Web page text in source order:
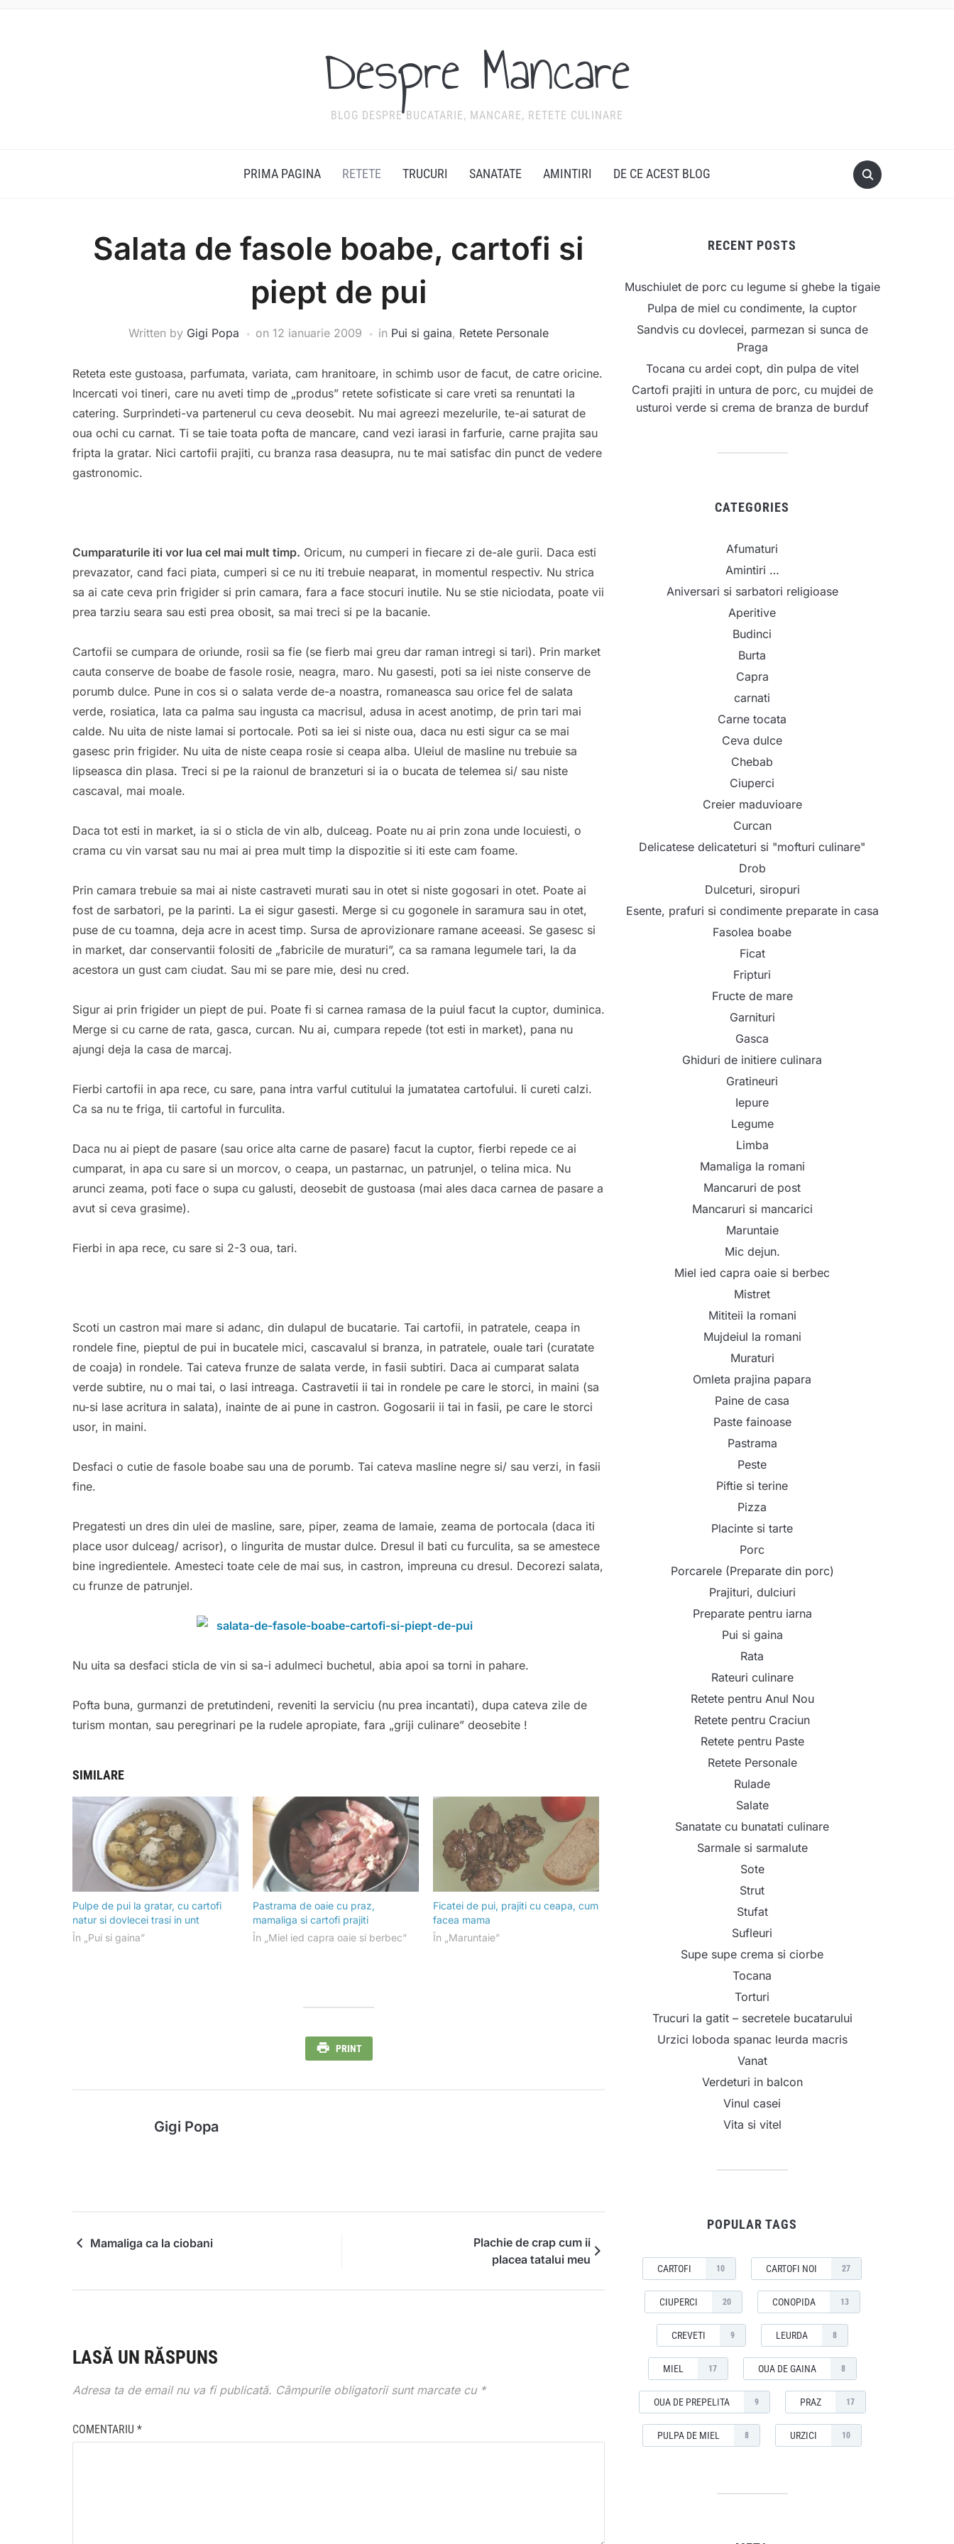
Despre Mancare
BLOG DESPRE BUCATARIE, MANCARE, RETETE CULINARE
PRIMA PAGINA RETETE TRUCURI SANATATE AMINTIRI DE CE ACEST BLOG
Salata de fasole boabe, cartofi si
piept de pui
Written by Gigi Popa on 12 ianuarie 2009 in Pui si gaina, Retete Personale
Reteta este gustoasa, parfumata, variata, cam hranitoare, in schimb usor de facut, de catre oricine.
Incercati voi tineri, care nu aveti timp de „produs” retete sofisticate si care vreti sa renuntati la
catering. Surprindeti-va partenerul cu ceva deosebit. Nu mai agreezi mezelurile, te-ai saturat de
oua ochi cu carnat. Ti se taie toata pofta de mancare, cand vezi iarasi in farfurie, carne prajita sau
fripta la gratar. Nici cartofii prajiti, cu branza rasa deasupra, nu te mai satisfac din punct de vedere
gastronomic.
Cumparaturile iti vor lua cel mai mult timp. Oricum, nu cumperi in fiecare zi de-ale gurii. Daca esti
prevazator, cand faci piata, cumperi si ce nu iti trebuie neaparat, in momentul respectiv. Nu strica
sa ai cate ceva prin frigider si prin camara, fara a face stocuri inutile. Nu se stie niciodata, poate vii
prea tarziu seara sau esti prea obosit, sa mai treci si pe la bacanie.
Cartofii se cumpara de oriunde, rosii sa fie (se fierb mai greu dar raman intregi si tari). Prin market
cauta conserve de boabe de fasole rosie, neagra, maro. Nu gasesti, poti sa iei niste conserve de
porumb dulce. Pune in cos si o salata verde de-a noastra, romaneasca sau orice fel de salata
verde, rosiatica, lata ca palma sau ingusta ca macrisul, adusa in acest anotimp, de prin tari mai
calde. Nu uita de niste lamai si portocale. Poti sa iei si niste oua, daca nu esti sigur ca se mai
gasesc prin frigider. Nu uita de niste ceapa rosie si ceapa alba. Uleiul de masline nu trebuie sa
lipseasca din plasa. Treci si pe la raionul de branzeturi si ia o bucata de telemea si/ sau niste
cascaval, mai moale.
Daca tot esti in market, ia si o sticla de vin alb, dulceag. Poate nu ai prin zona unde locuiesti, o
crama cu vin varsat sau nu mai ai prea mult timp la dispozitie si iti este cam foame.
Prin camara trebuie sa mai ai niste castraveti murati sau in otet si niste gogosari in otet. Poate ai
fost de sarbatori, pe la parinti. La ei sigur gasesti. Merge si cu gogonele in saramura sau in otet,
puse de cu toamna, deja acre in acest timp. Sursa de aprovizionare ramane aceeasi. Se gasesc si
in market, dar conservantii folositi de „fabricile de muraturi”, ca sa ramana legumele tari, la da
acestora un gust cam ciudat. Sau mi se pare mie, desi nu cred.
Sigur ai prin frigider un piept de pui. Poate fi si carnea ramasa de la puiul facut la cuptor, duminica.
Merge si cu carne de rata, gasca, curcan. Nu ai, cumpara repede (tot esti in market), pana nu
ajungi deja la casa de marcaj.
Fierbi cartofii in apa rece, cu sare, pana intra varful cutitului la jumatatea cartofului. Ii cureti calzi.
Ca sa nu te friga, tii cartoful in furculita.
Daca nu ai piept de pasare (sau orice alta carne de pasare) facut la cuptor, fierbi repede ce ai
cumparat, in apa cu sare si un morcov, o ceapa, un pastarnac, un patrunjel, o telina mica. Nu
arunci zeama, poti face o supa cu galusti, deosebit de gustoasa (mai ales daca carnea de pasare a
avut si ceva grasime).
Fierbi in apa rece, cu sare si 2-3 oua, tari.
Scoti un castron mai mare si adanc, din dulapul de bucatarie. Tai cartofii, in patratele, ceapa in
rondele fine, pieptul de pui in bucatele mici, cascavalul si branza, in patratele, ouale tari (curatate
de coaja) in rondele. Tai cateva frunze de salata verde, in fasii subtiri. Daca ai cumparat salata
verde subtire, nu o mai tai, o lasi intreaga. Castravetii ii tai in rondele pe care le storci, in maini (sa
nu-si lase acritura in salata), inainte de ai pune in castron. Gogosarii ii tai in fasii, pe care le storci
usor, in maini.
Desfaci o cutie de fasole boabe sau una de porumb. Tai cateva masline negre si/ sau verzi, in fasii
fine.
Pregatesti un dres din ulei de masline, sare, piper, zeama de lamaie, zeama de portocala (daca iti
place usor dulceag/ acrisor), o lingurita de mustar dulce. Dresul il bati cu furculita, sa se amestece
bine ingredientele. Amesteci toate cele de mai sus, in castron, impreuna cu dresul. Decorezi salata,
cu frunze de patrunjel.
Nu uita sa desfaci sticla de vin si sa-i adulmeci buchetul, abia apoi sa torni in pahare.
Pofta buna, gurmanzi de pretutindeni, reveniti la serviciu (nu prea incantati), dupa cateva zile de
turism montan, sau peregrinari pe la rudele apropiate, fara „griji culinare” deosebite !
SIMILARE
Pulpe de pui la gratar, cu cartofi
natur si dovlecei trasi in unt
În „Pui si gaina”
Pastrama de oaie cu praz,
mamaliga si cartofi prajiti
În „Miel ied capra oaie si berbec”
Ficatei de pui, prajiti cu ceapa, cum
facea mama
În „Maruntaie”
PRINT
Gigi Popa
Mamaliga ca la ciobani
Plachie de crap cum ii
placea tatalui meu
LASĂ UN RĂSPUNS
Adresa ta de email nu va fi publicată. Câmpurile obligatorii sunt marcate cu *
COMENTARIU *
RECENT POSTS
Muschiulet de porc cu legume si ghebe la tigaie
Pulpa de miel cu condimente, la cuptor
Sandvis cu dovlecei, parmezan si sunca de
Praga
Tocana cu ardei copt, din pulpa de vitel
Cartofi prajiti in untura de porc, cu mujdei de
usturoi verde si crema de branza de burduf
CATEGORIES
Afumaturi
Amintiri …
Aniversari si sarbatori religioase
Aperitive
Budinci
Burta
Capra
carnati
Carne tocata
Ceva dulce
Chebab
Ciuperci
Creier maduvioare
Curcan
Delicatese delicateturi si "mofturi culinare"
Drob
Dulceturi, siropuri
Esente, prafuri si condimente preparate in casa
Fasolea boabe
Ficat
Fripturi
Fructe de mare
Garnituri
Gasca
Ghiduri de initiere culinara
Gratineuri
Iepure
Legume
Limba
Mamaliga la romani
Mancaruri de post
Mancaruri si mancarici
Maruntaie
Mic dejun.
Miel ied capra oaie si berbec
Mistret
Mititeii la romani
Mujdeiul la romani
Muraturi
Omleta prajina papara
Paine de casa
Paste fainoase
Pastrama
Peste
Piftie si terine
Pizza
Placinte si tarte
Porc
Porcarele (Preparate din porc)
Prajituri, dulciuri
Preparate pentru iarna
Pui si gaina
Rata
Rateuri culinare
Retete pentru Anul Nou
Retete pentru Craciun
Retete pentru Paste
Retete Personale
Rulade
Salate
Sanatate cu bunatati culinare
Sarmale si sarmalute
Sote
Strut
Stufat
Sufleuri
Supe supe crema si ciorbe
Tocana
Torturi
Trucuri la gatit – secretele bucatarului
Urzici loboda spanac leurda macris
Vanat
Verdeturi in balcon
Vinul casei
Vita si vitel
POPULAR TAGS
CARTOFI 10 CARTOFI NOI 27
CIUPERCI 20 CONOPIDA 13
CREVETI 9 LEURDA 8
MIEL 17 OUA DE GAINA 8
OUA DE PREPELITA 9 PRAZ 17
PULPA DE MIEL 8 URZICI 10